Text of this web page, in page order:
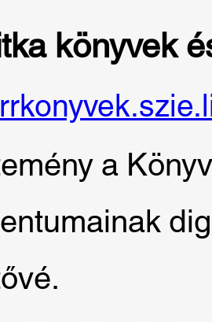
könyvek
a